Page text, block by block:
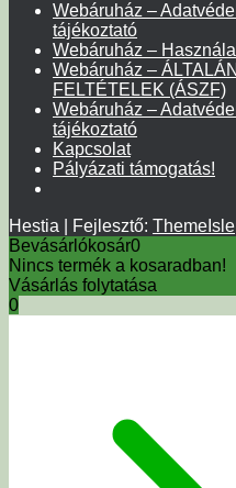
Webáruház –
tájékoztató
Webáruház –
Webáruház –
FELTÉTELEK (ÁSZF)
Webáruház –
tájékoztató
Kapcsolat
Pályázati támogatás!
Hestia | Fejlesztő: ThemeIsle
Bevásárlókosár0
Nincs termék a kosaradban!
Vásárlás folytatása
0